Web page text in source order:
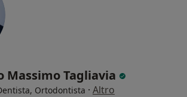
Massimo Tagliavia
Ortodontista · Altro